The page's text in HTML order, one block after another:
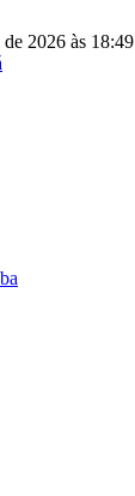
2026 às 18:49